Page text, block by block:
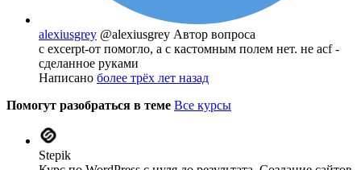
alexiusgrey @alexiusgrey Автор вопроса
c eхсerpt-от помогло, а с кастомным полем нет. не acf -
сделанное руками
Написано более трёх лет назад
Помогут разобраться в теме Все курсы
Stepik